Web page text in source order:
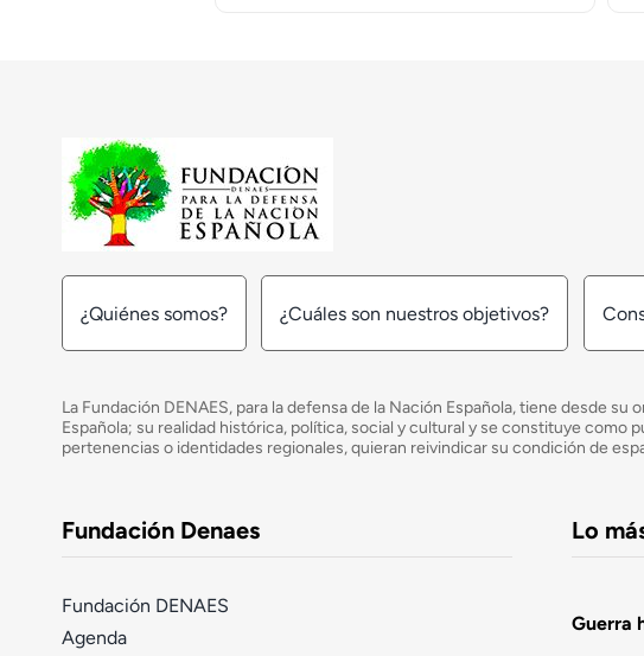
¿Quiénes somos? ¿Cuáles son nuestros objetivos?
La Fundación DENAES, para la defensa de la Nación Española, tiene desde
Española; su realidad histórica, política, social y cultural y se constituye
pertenencias o identidades regionales, quieran reivindicar su condición de
Fundación Denaes
Fundación DENAES
Agenda
Lo
Guerra